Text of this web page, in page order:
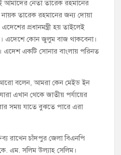
আমাদের নেতা তারেক রহমানের
তারেক রহমানের জন্য দোয়া
প্রধানমন্ত্রী হয় তাইলেই
এদেশে কোন জুলুম বাজ থাকবেনা।
এদেশ একটি সোনার বাংলায় পরিনত
বলেন, আমরা কেন মেইড ইন
এখান থেকে জাতীয় পর্যায়ের
সময় যাতে বুঝতে পারে এরা
রাখেন চাঁদপুর জেলা বিএনপি
এম. সলিম উল্যাহ সেলিম।